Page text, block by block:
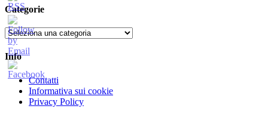
Categorie
Categorie
Info
Contatti
Informativa sui cookie
Privacy Policy